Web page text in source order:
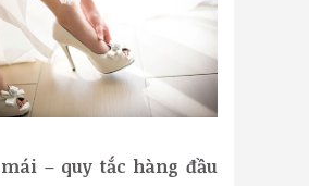
– quy tắc hàng đầu